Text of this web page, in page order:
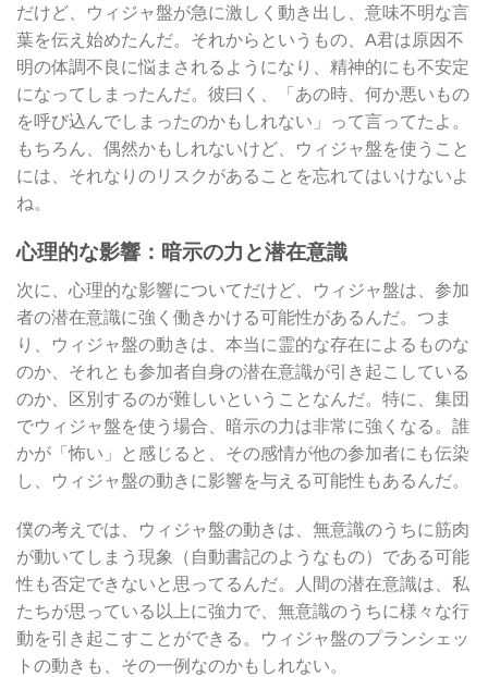
だけど、ウィジャ盤が急に激しく動き出し、意味不明な言
葉を伝え始めたんだ。それからというもの、A君は原因不
明の体調不良に悩まされるようになり、精神的にも不安定
になってしまったんだ。彼曰く、「あの時、何か悪いもの
を呼び込んでしまったのかもしれない」って言ってたよ。
もちろん、偶然かもしれないけど、ウィジャ盤を使うこと
には、それなりのリスクがあることを忘れてはいけないよ
ね。
心理的な影響：暗示の力と潜在意識
次に、心理的な影響についてだけど、ウィジャ盤は、参加
者の潜在意識に強く働きかける可能性があるんだ。つま
り、ウィジャ盤の動きは、本当に霊的な存在によるものな
のか、それとも参加者自身の潜在意識が引き起こしている
のか、区別するのが難しいということなんだ。特に、集団
でウィジャ盤を使う場合、暗示の力は非常に強くなる。誰
かが「怖い」と感じると、その感情が他の参加者にも伝染
し、ウィジャ盤の動きに影響を与える可能性もあるんだ。
僕の考えでは、ウィジャ盤の動きは、無意識のうちに筋肉
が動いてしまう現象（自動書記のようなもの）である可能
性も否定できないと思ってるんだ。人間の潜在意識は、私
たちが思っている以上に強力で、無意識のうちに様々な行
動を引き起こすことができる。ウィジャ盤のプランシェッ
トの動きも、その一例なのかもしれない。